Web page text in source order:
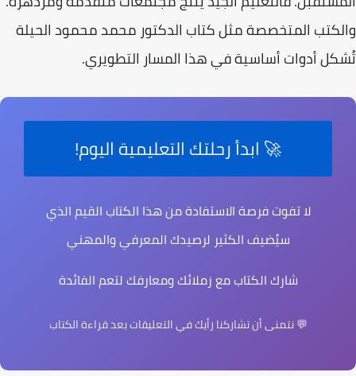
والكتب المتخصصة مثل كتاب الدكتور محمد محمود الحيلة
تُشكل أدوات أساسية في هذا المسار التطويري.
🚀 ابدأ رحلتك التعليمية اليوم!
لا تفوت فرصة الاستفادة من هذا الكتاب القيم الذي
سيُضيف الكثير لرصيدك المعرفي والمهني
شارك الكتاب مع زملائك ومعارفك لتعم الفائدة
💬 نتمنى أن تشاركنا رأيك في التعليقات بعد قراءة الكتاب